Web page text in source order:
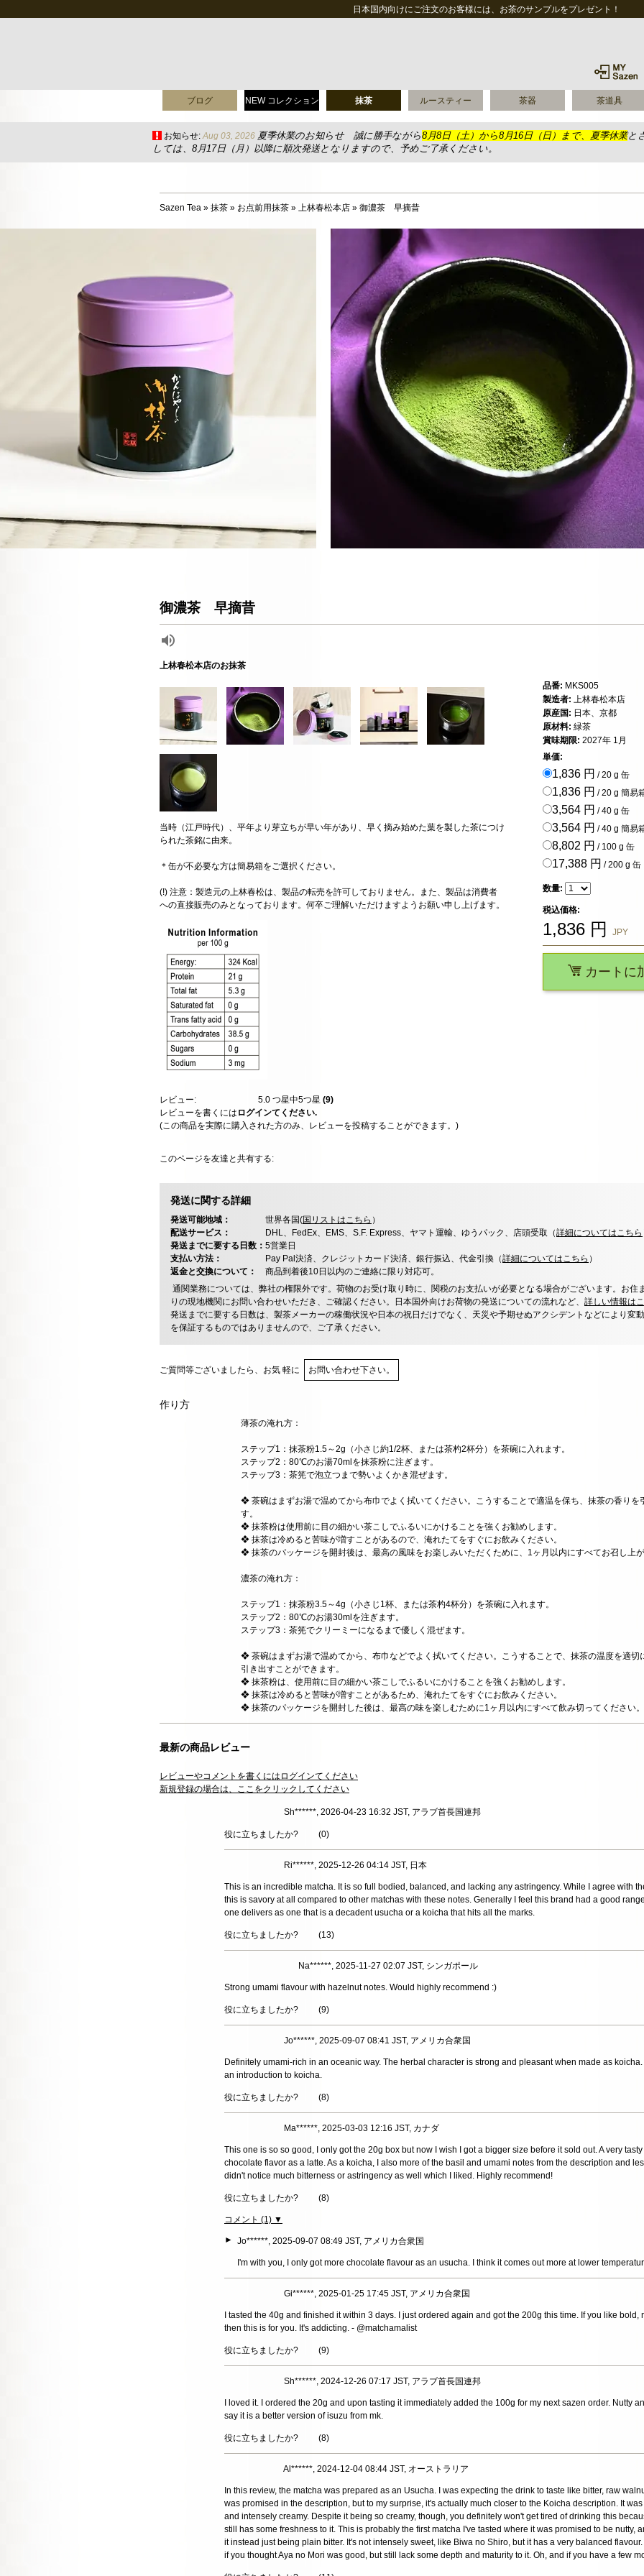
日本国内向けにご注文のお客様には、お茶のサンプルをプレゼント！
ブログ NEW コレクション 抹茶 ルースティー 茶器 茶道具
お知らせ: Aug 03, 2026 夏季休業のお知らせ 誠に勝手ながら8月8日（土）から8月16日（日）まで、夏季休業と
しては、8月17日（月）以降に順次発送となりますので、予めご了承ください。
Sazen Tea » 抹茶 » お点前用抹茶 » 上林春松本店 » 御濃茶 早摘昔
御濃茶 早摘昔
上林春松本店のお抹茶
当時（江戸時代）、平年より芽立ちが早い年があり、早く摘み始めた葉を製した茶につけ
られた茶銘に由来。
＊缶が不必要な方は簡易箱をご選択ください。
(!) 注意：製造元の上林春松は、製品の転売を許可しておりません。また、製品は消費者
への直接販売のみとなっております。何卒ご理解いただけますようお願い申し上げます。
レビュー: 5.0 つ星中5つ星 (9)
レビューを書くには ログインてください.
(この商品を実際に購入された方のみ、レビューを投稿することができます。)
このページを友達と共有する:
品番: MKS005
製造者: 上林春松本店
原産国: 日本、京都
原材料: 緑茶
賞味期限: 2027年 1月
単価:
1,836 円 / 20 g 缶
1,836 円 / 20 g 簡易
3,564 円 / 40 g 缶
3,564 円 / 40 g 簡易
8,802 円 / 100 g 缶
17,388 円 / 200 g 缶
数量:
税込価格:
1,836 円 JPY
カートに
発送に関する詳細
発送可能地域： 世界各国(国リストはこちら ）
配送サービス：
DHL、FedEx、EMS、S.F. Express、ヤマト運輸、ゆうパック、店頭受取（詳細についてはこちら
発送までに要する日数： 5営業日
支払い方法：
Pay Pal決済、クレジットカード決済、銀行振込、代金引換（詳細についてはこちら ）
返金と交換について：
商品到着後10日以内のご連絡に限り対応可。
通関業務については、弊社の権限外です。荷物のお受け取り時に、関税のお支払いが必要となる場合がございます。お住
りの現地機関にお問い合わせいただき、ご確認ください。日本国外向けお荷物の発送についての流れなど、 詳しい情報は
発送までに要する日数は、製茶メーカーの稼働状況や日本の祝日だけでなく、天災や予期せぬアクシデントなどにより変
を保証するものではありませんので、ご了承ください。
ご質問等ございましたら、お気 軽に お問い合わせ下さい。
作り方
薄茶の淹れ方：
ステップ1：抹茶粉1.5～2g（小さじ約1/2杯、または茶杓2杯分）を茶碗に入れます。
ステップ2：80℃のお湯70mlを抹茶粉に注ぎます。
ステップ3：茶筅で泡立つまで勢いよくかき混ぜます。
❖ 茶碗はまずお湯で温めてから布巾でよく拭いてください。こうすることで適温を保ち、抹茶の香りを
す。
❖ 抹茶粉は使用前に目の細かい茶こしでふるいにかけることを強くお勧めします。
❖ 抹茶は冷めると苦味が増すことがあるので、淹れたてをすぐにお飲みください。
❖ 抹茶のパッケージを開封後は、最高の風味をお楽しみいただくために、1ヶ月以内にすべてお召し上
濃茶の淹れ方：
ステップ1：抹茶粉3.5～4g（小さじ1杯、または茶杓4杯分）を茶碗に入れます。
ステップ2：80℃のお湯30mlを注ぎます。
ステップ3：茶筅でクリーミーになるまで優しく混ぜます。
❖ 茶碗はまずお湯で温めてから、布巾などでよく拭いてください。こうすることで、抹茶の温度を適切
引き出すことができます。
❖ 抹茶粉は、使用前に目の細かい茶こしでふるいにかけることを強くお勧めします。
❖ 抹茶は冷めると苦味が増すことがあるため、淹れたてをすぐにお飲みください。
❖ 抹茶のパッケージを開封した後は、最高の味を楽しむために1ヶ月以内にすべて飲み切ってください。
最新の商品レビュー
レビューやコメントを書くにはログインてください
新規登録の場合は、ここをクリックしてください
Sh******, 2026-04-23 16:32 JST, アラブ首長国連邦
役に立ちましたか? (0)
Ri******, 2025-12-26 04:14 JST, 日本
This is an incredible matcha. It is so full bodied, balanced, and lacking any astringency. While I agree with
this is savory at all compared to other matchas with these notes. Generally I feel this brand had a good
one delivers as one that is a decadent usucha or a koicha that hits all the marks.
役に立ちましたか? (13)
Na******, 2025-11-27 02:07 JST, シンガポール
Strong umami flavour with hazelnut notes. Would highly recommend :)
役に立ちましたか? (9)
Jo******, 2025-09-07 08:41 JST, アメリカ合衆国
Definitely umami-rich in an oceanic way. The herbal character is strong and pleasant when made as
an introduction to koicha.
役に立ちましたか? (8)
Ma******, 2025-03-03 12:16 JST, カナダ
This one is so so good, I only got the 20g box but now I wish I got a bigger size before it sold out. A very
chocolate flavor as a latte. As a koicha, I also more of the basil and umami notes from the description and
didn't notice much bitterness or astringency as well which I liked. Highly recommend!
役に立ちましたか? (8)
コメント (1) ▼
► Jo******, 2025-09-07 08:49 JST, アメリカ合衆国
I'm with you, I only got more chocolate flavour as an usucha. I think it comes out more at lower
Gi******, 2025-01-25 17:45 JST, アメリカ合衆国
I tasted the 40g and finished it within 3 days. I just ordered again and got the 200g this time. If you like bold,
then this is for you. It's addicting. - @matchamalist
役に立ちましたか? (9)
Sh******, 2024-12-26 07:17 JST, アラブ首長国連邦
I loved it. I ordered the 20g and upon tasting it immediately added the 100g for my next sazen order. Nutty
say it is a better version of isuzu from mk.
役に立ちましたか? (8)
Al******, 2024-12-04 08:44 JST, オーストラリア
In this review, the matcha was prepared as an Usucha. I was expecting the drink to taste like bitter, raw
was promised in the description, but to my surprise, it's actually much closer to the Koicha description. It
and intensely creamy. Despite it being so creamy, though, you definitely won't get tired of drinking this
still has some freshness to it. This is probably the first matcha I've tasted where it was promised to be nutty,
it instead just being plain bitter. It's not intensely sweet, like Biwa no Shiro, but it has a very balanced
if you thought Aya no Mori was good, but still lack some depth and maturity to it. Oh, and if you have a few